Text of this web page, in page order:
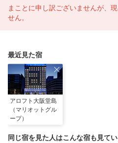
まことに申し訳ございませんが、
せん。
最近見た宿
アロフト大阪堂島
（マリオットグル
ープ）
同じ宿を見た人はこんな宿も見て